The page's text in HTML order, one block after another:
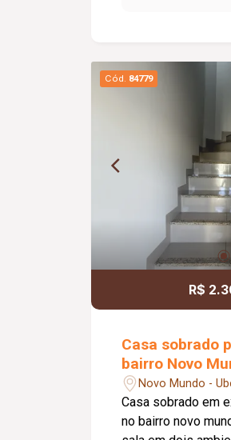
O valor do aluguel
condomínio,
previsibilidade
Uma excelente
busca um imóvel
pronto para morar.
Cód. 84779
R$
Casa sobrado
bairro Novo
Novo Mundo -
Casa sobrado em
no bairro novo